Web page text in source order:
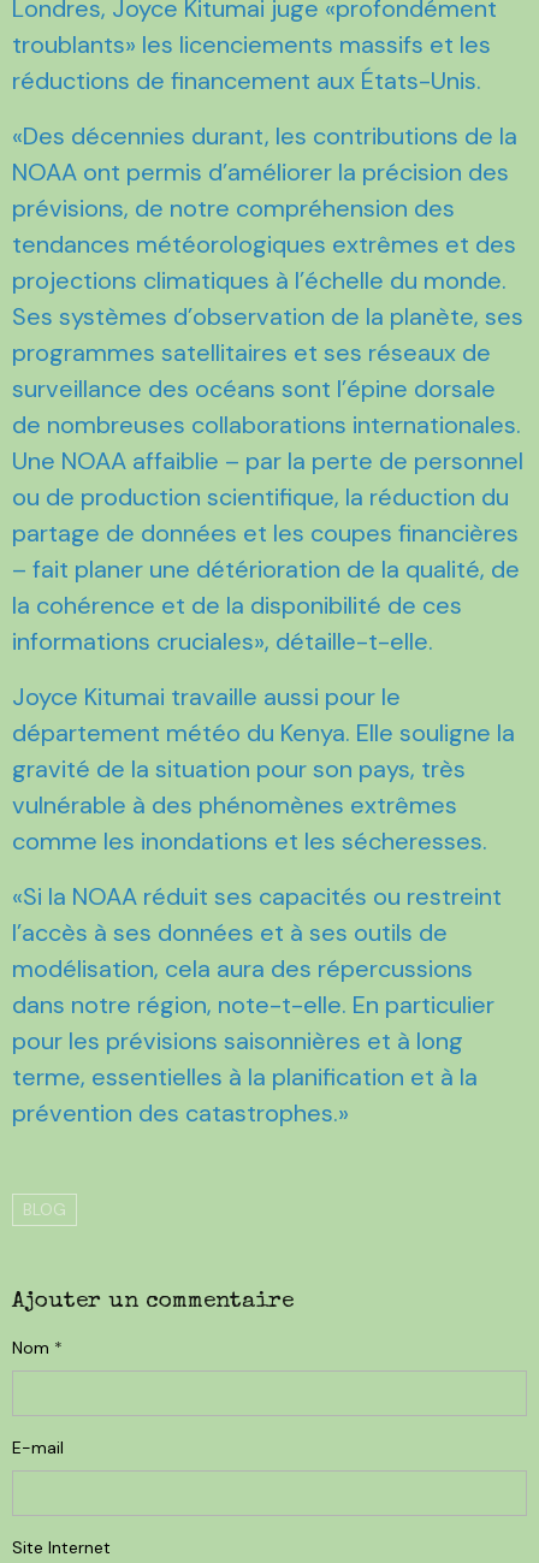
Londres, Joyce Kitumai juge «profondément
troublants» les licenciements massifs et les
réductions de financement aux États-Unis.
«Des décennies durant, les contributions de la
NOAA ont permis d’améliorer la précision des
prévisions, de notre compréhension des
tendances météorologiques extrêmes et des
projections climatiques à l’échelle du monde.
Ses systèmes d’observation de la planète, ses
programmes satellitaires et ses réseaux de
surveillance des océans sont l’épine dorsale
de nombreuses collaborations internationales.
Une NOAA affaiblie – par la perte de personnel
ou de production scientifique, la réduction du
partage de données et les coupes financières
– fait planer une détérioration de la qualité, de
la cohérence et de la disponibilité de ces
informations cruciales», détaille-t-elle.
Joyce Kitumai travaille aussi pour le
département météo du Kenya. Elle souligne la
gravité de la situation pour son pays, très
vulnérable à des phénomènes extrêmes
comme les inondations et les sécheresses.
«Si la NOAA réduit ses capacités ou restreint
l’accès à ses données et à ses outils de
modélisation, cela aura des répercussions
dans notre région, note-t-elle. En particulier
pour les prévisions saisonnières et à long
terme, essentielles à la planification et à la
prévention des catastrophes.»
BLOG
Ajouter un commentaire
Nom
E-mail
Site Internet